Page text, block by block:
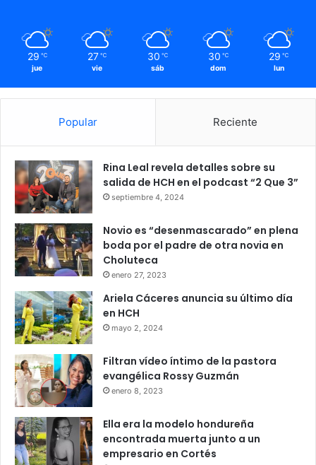
29 ℃
jue
27 ℃
vie
30 ℃
sáb
30 ℃
dom
29 ℃
lun
Popular Reciente
Rina Leal revela detalles sobre su
salida de HCH en el podcast “2 Que 3”
septiembre 4, 2024
Novio es “desenmascarado” en plena
boda por el padre de otra novia en
Choluteca
enero 27, 2023
Ariela Cáceres anuncia su último día
en HCH
mayo 2, 2024
Filtran vídeo íntimo de la pastora
evangélica Rossy Guzmán
enero 8, 2023
Ella era la modelo hondureña
encontrada muerta junto a un
empresario en Cortés